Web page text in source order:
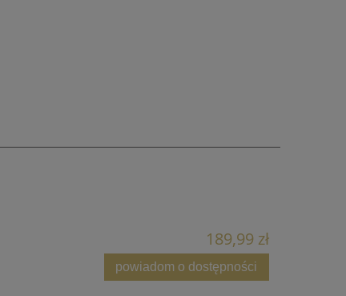
189,99 zł
powiadom o dostępności